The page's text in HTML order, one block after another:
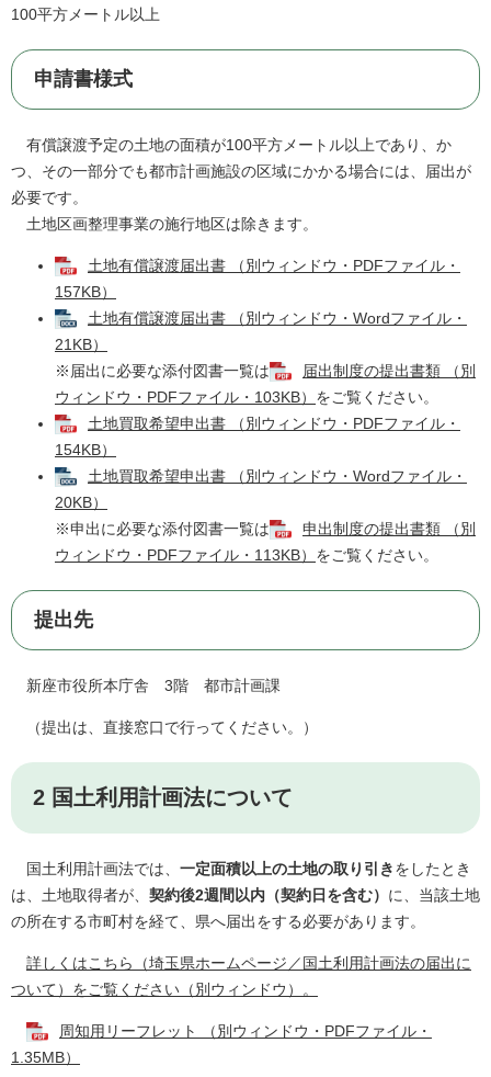
100平方メートル以上
申請書様式
有償譲渡予定の土地の面積が100平方メートル以上であり、か
つ、その一部分でも都市計画施設の区域にかかる場合には、届出が
必要です。
土地区画整理事業の施行地区は除きます。
土地有償譲渡届出書 （別ウィンドウ・PDFファイル・
157KB）
土地有償譲渡届出書 （別ウィンドウ・Wordファイル・
21KB）
※届出に必要な添付図書一覧は
届出制度の提出書類 （別
ウィンドウ・PDFファイル・103KB） をご覧ください。
土地買取希望申出書 （別ウィンドウ・PDFファイル・
154KB）
土地買取希望申出書 （別ウィンドウ・Wordファイル・
20KB）
※申出に必要な添付図書一覧は
申出制度の提出書類 （別
ウィンドウ・PDFファイル・113KB） をご覧ください。
提出先
新座市役所本庁舎 3階 都市計画課
（提出は、直接窓口で行ってください。）
2 国土利用計画法について
国土利用計画法では、 一定面積以上の土地の取り引きをしたとき
は、土地取得者が、 契約後2週間以内（契約日を含む） に、当該土地
の所在する市町村を経て、県へ届出をする必要があります。
詳しくはこちら（埼玉県ホームページ／国土利用計画法の届出に
ついて）をご覧ください（別ウィンドウ）。
周知用リーフレット （別ウィンドウ・PDFファイル・
1.35MB）